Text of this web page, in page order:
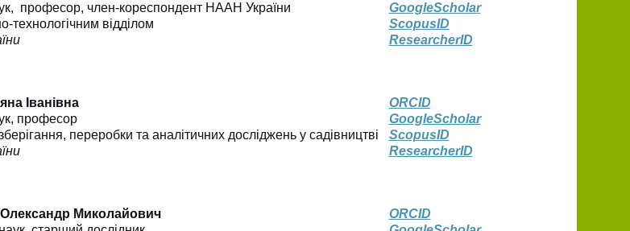
професор, член-кореспондент НААН України
технологічним відділом
GoogleScholаr
ScopusID
ResearcherID
Іванівна
професор
переробки та аналітичних досліджень у садівництві
ORCID
GoogleScholаr
ScopusID
ResearcherID
Миколайович
ORCID